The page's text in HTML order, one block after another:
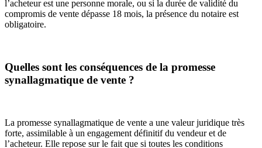
l’acheteur est une personne morale, ou si la durée de validité du
compromis de vente dépasse 18 mois, la présence du notaire est
obligatoire.
Quelles sont les conséquences de la promesse
synallagmatique de vente ?
La promesse synallagmatique de vente a une valeur juridique très
forte, assimilable à un engagement définitif du vendeur et de
l’acheteur. Elle repose sur le fait que si toutes les conditions